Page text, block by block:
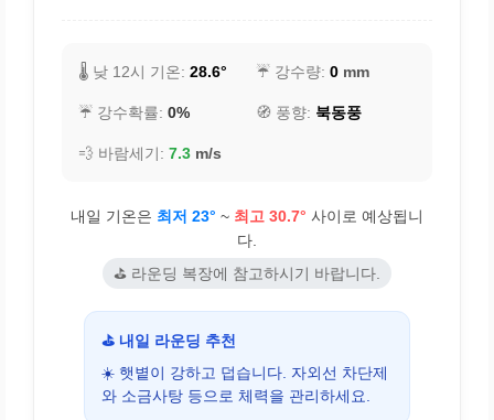
🌡️ 낮 12시 기온: 28.6° ☔ 강수량: 0 mm
☔ 강수확률: 0% 🧭 풍향: 북동풍
💨 바람세기: 7.3 m/s
내일 기온은 최저 23° ~ 최고 30.7° 사이로 예상됩니
다.
⛳ 라운딩 복장에 참고하시기 바랍니다.
⛳ 내일 라운딩 추천
☀️ 햇볕이 강하고 덥습니다. 자외선 차단제
와 소금사탕 등으로 체력을 관리하세요.